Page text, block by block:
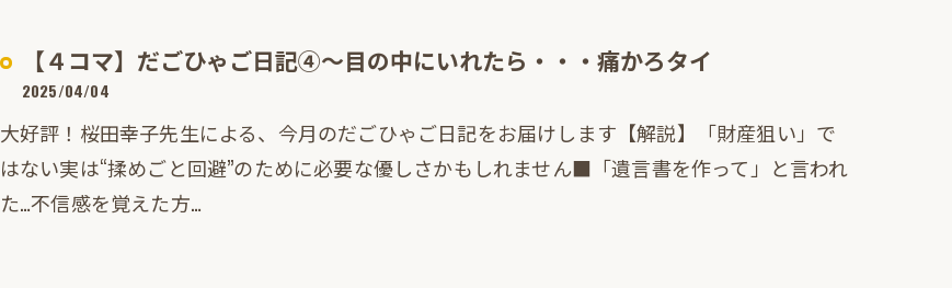
【４コマ】だごひゃご日記④～目の中にいれたら・・・痛かろタイ
2025/04/04
大好評！桜田幸子先生による、今月のだごひゃご日記をお届けします【解説】「財産狙い」で
はない実は“揉めごと回避”のために必要な優しさかもしれません■「遺言書を作って」と言われ
た…不信感を覚えた方…